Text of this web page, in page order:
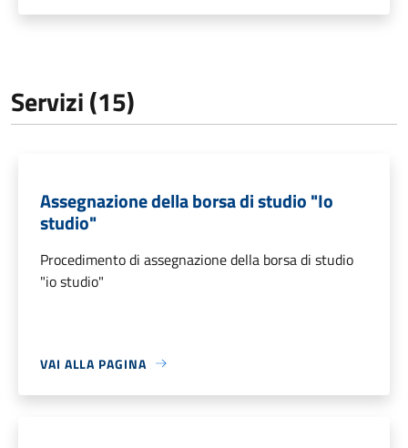
Servizi (15)
Assegnazione della borsa di studio "Io
studio"
Procedimento di assegnazione della borsa di studio
"io studio"
VAI ALLA PAGINA